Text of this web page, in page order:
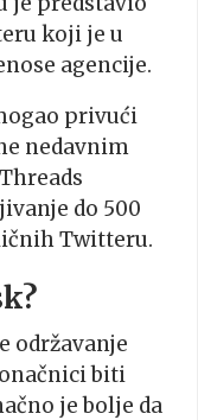
koji je u
agencije.
privući
nedavnim
do 500
Twitteru.
održavanje
biti
je bolje da